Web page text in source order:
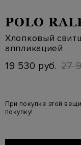
POLO
Хлопковый
аппликацией
19 530 руб. 27
При покупке этой
покупку!